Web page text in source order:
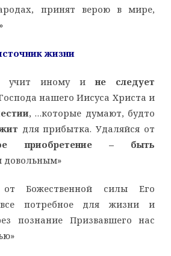
принят верою в мире,
жизни
учит иному ине следует
нашего Иисуса Христа и
, …которые думают, будто
для прибытка. Удаляйся от
приобретение – быть
довольным»
Божественной силы Его
потребное для жизни и
познание Призвавшего нас